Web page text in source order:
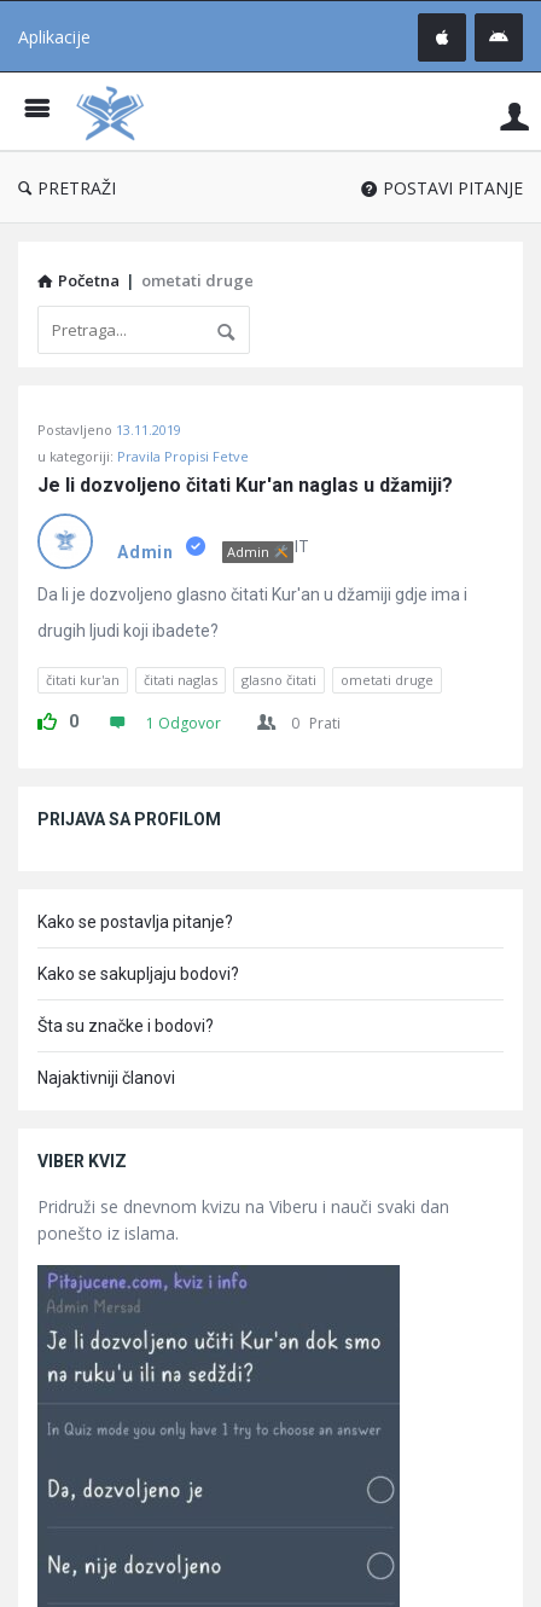
Aplikacije
®
PRETRAŽI POSTAVI PITANJE
Početna | ometati druge
Učene
Latest
Pitanja
Postavljeno 13.11.2019
u kategoriji: Pravila Propisi Fetve
Je li dozvoljeno čitati Kur'an naglas u džamiji?
Admin Admin IT
Da li je dozvoljeno glasno čitati Kur'an u džamiji gdje ima i
drugih ljudi koji ibadete?
čitati kur'an čitati naglas glasno čitati ometati druge
0 1 Odgovor 0 Prati
PRIJAVA SA PROFILOM
Kako se postavlja pitanje?
Kako se sakupljaju bodovi?
Šta su značke i bodovi?
Najaktivniji članovi
VIBER KVIZ
Pridruži se dnevnom kvizu na Viberu i nauči svaki dan
ponešto iz islama.